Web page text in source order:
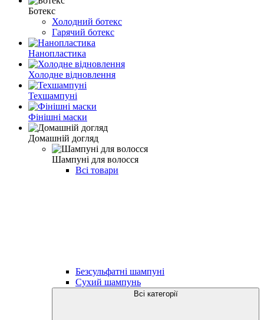
Ботекс
Холодний ботекс
Гарячий ботекс
Нанопластика
Холодне відновлення
Техшампуні
Фінішні маски
Домашній догляд
Шампуні для волосся
Всі товари
Безсульфатні шампуні
Сухий шампунь
Всі категорії